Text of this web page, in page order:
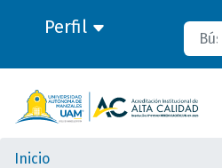
Perfil Buscar
Inicio